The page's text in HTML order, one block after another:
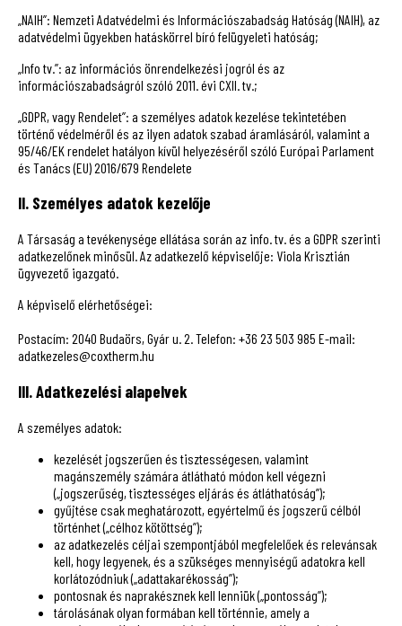
„NAIH”: Nemzeti Adatvédelmi és Információszabadság Hatóság (NAIH), az
adatvédelmi ügyekben hatáskörrel bíró felügyeleti hatóság;
„Info tv.”: az információs önrendelkezési jogról és az
információszabadságról szóló 2011. évi CXII. tv.;
„GDPR, vagy Rendelet”: a személyes adatok kezelése tekintetében
történő védelméről és az ilyen adatok szabad áramlásáról, valamint a
95/46/EK rendelet hatályon kívül helyezéséről szóló Európai Parlament
és Tanács (EU) 2016/679 Rendelete
II. Személyes adatok kezelője
A Társaság a tevékenysége ellátása során az info. tv. és a GDPR szerinti
adatkezelőnek minősül. Az adatkezelő képviselője: Viola Krisztián
ügyvezető igazgató.
A képviselő elérhetőségei:
Postacím: 2040 Budaörs, Gyár u. 2. Telefon: +36 23 503 985 E-mail:
adatkezeles@coxtherm.hu
III. Adatkezelési alapelvek
A személyes adatok:
kezelését jogszerűen és tisztességesen, valamint
magánszemély számára átlátható módon kell végezni
(„jogszerűség, tisztességes eljárás és átláthatóság”);
gyűjtése csak meghatározott, egyértelmű és jogszerű célból
történhet („célhoz kötöttség”);
az adatkezelés céljai szempontjából megfelelőek és relevánsak
kell, hogy legyenek, és a szükséges mennyiségű adatokra kell
korlátozódniuk („adattakarékosság”);
pontosnak és naprakésznek kell lenniük („pontosság”);
tárolásának olyan formában kell történnie, amely a